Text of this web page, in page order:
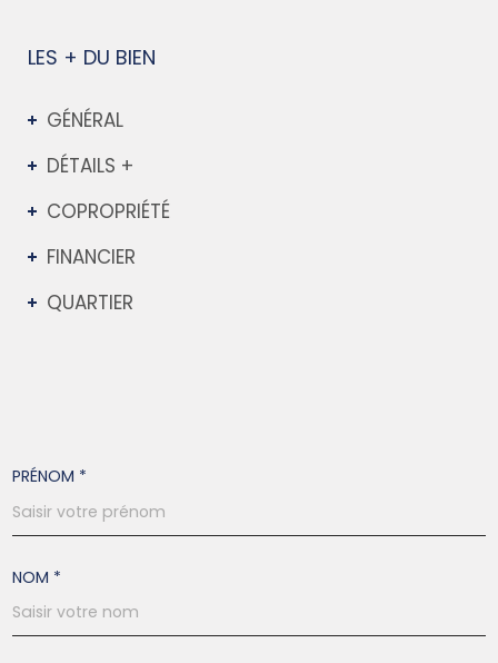
LES + DU BIEN
GÉNÉRAL
DÉTAILS +
COPROPRIÉTÉ
FINANCIER
QUARTIER
PRÉNOM *
NOM *